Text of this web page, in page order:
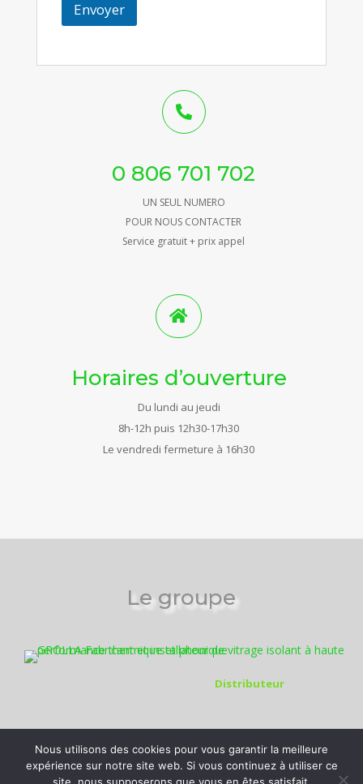
Envoyer

0 806 701 702
UN SEUL NUMERO
POUR NOUS CONTACTER
Service gratuit + prix appel

Horaires d’ouverture
Du lundi au jeudi
8h-12h puis 12h30-17h30
Le vendredi fermeture à 16h30
Le groupe
Distributeur
Nous utilisons des cookies pour vous garantir la meilleure
expérience sur notre site web. Si vous continuez à utiliser ce